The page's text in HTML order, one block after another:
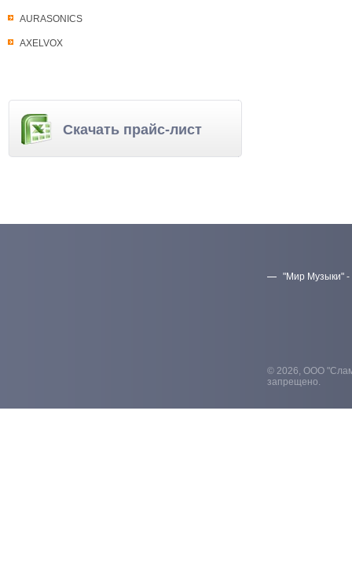
AURASONICS
AXELVOX
Скачать прайс-лист
"Мир Музыки" -
© 2026, ООО
запрещено.